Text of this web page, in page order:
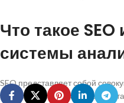
Что такое
системы
SEO представляет собой
видимости портала в